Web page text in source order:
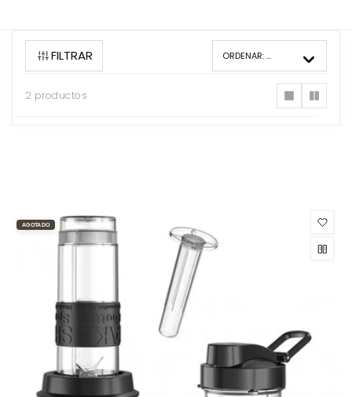
FILTRAR ORDENAR:
MÁS VENDIDOS
2 productos
AGOTADO